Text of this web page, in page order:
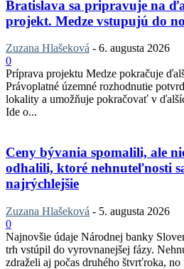
Bratislava sa pripravuje na
projekt. Medze vstupujú do
Zuzana Hlašeková - 6. augusta 2026
0
Príprava projektu Medze pokračuje
Právoplatné územné rozhodnutie
lokality a umožňuje pokračovať v
Ide o...
Ceny bývania spomalili, ale
odhalili, ktoré nehnuteľnosti
najrýchlejšie
Zuzana Hlašeková - 5. augusta 2026
0
Najnovšie údaje Národnej banky
trh vstúpil do vyrovnanejšej fázy.
zdraželi aj počas druhého štvrťroka, no